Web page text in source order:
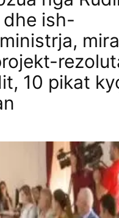
ish-
10 pikat